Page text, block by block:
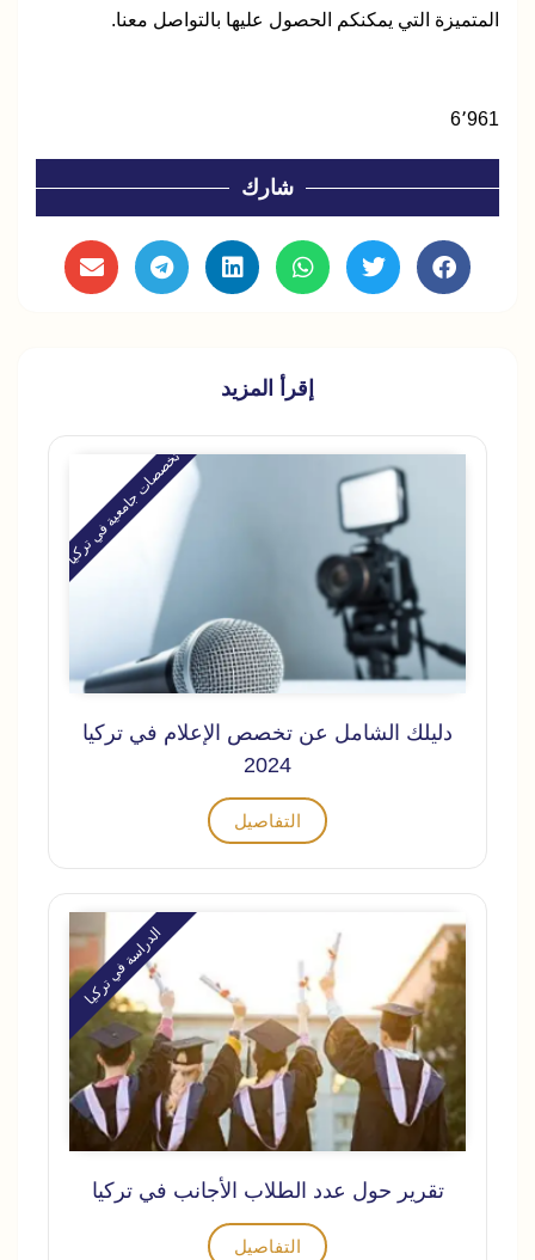
المتميزة التي يمكنكم الحصول عليها بالتواصل معنا.
6٬961
شارك
إقرأ المزيد
تخصصات جامعية في تركيا
دليلك الشامل عن تخصص الإعلام في تركيا
2024
التفاصيل
الدراسة في تركيا
تقرير حول عدد الطلاب الأجانب في تركيا
التفاصيل